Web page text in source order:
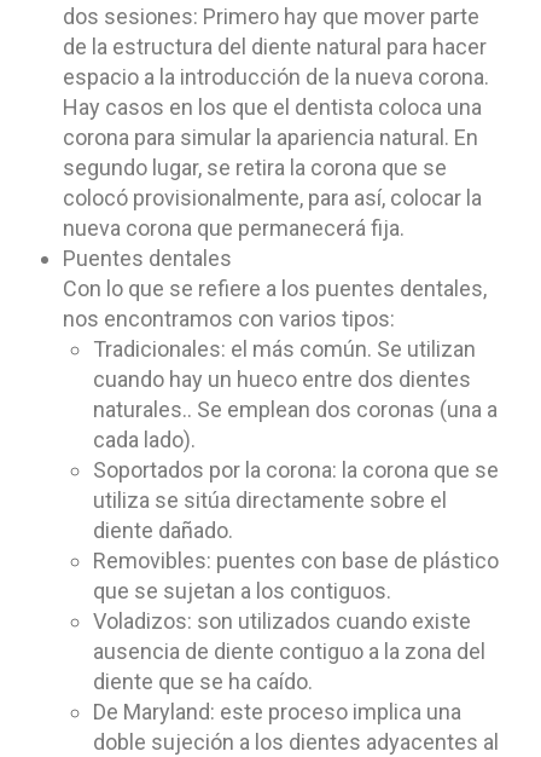
dos sesiones: Primero hay que mover parte
de la estructura del diente natural para hacer
espacio a la introducción de la nueva corona.
Hay casos en los que el dentista coloca una
corona para simular la apariencia natural. En
segundo lugar, se retira la corona que se
colocó provisionalmente, para así, colocar la
nueva corona que permanecerá fija.
Puentes dentales
Con lo que se refiere a los puentes dentales,
nos encontramos con varios tipos:
Tradicionales: el más común. Se utilizan
cuando hay un hueco entre dos dientes
naturales.. Se emplean dos coronas (una a
cada lado).
Soportados por la corona: la corona que se
utiliza se sitúa directamente sobre el
diente dañado.
Removibles: puentes con base de plástico
que se sujetan a los contiguos.
Voladizos: son utilizados cuando existe
ausencia de diente contiguo a la zona del
diente que se ha caído.
De Maryland: este proceso implica una
doble sujeción a los dientes adyacentes al